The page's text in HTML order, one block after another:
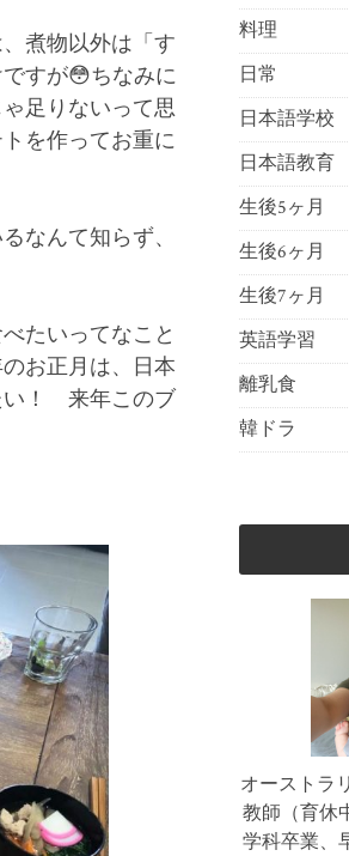
煮物以外は「す
すが😳ちなみに
足りないって思
を作ってお重に
なんて知らず、
たいってなこと
お正月は、日本
い！ 来年このブ
料理
日常
日本語学校
日本語教育
生後5ヶ月
生後6ヶ月
生後7ヶ月
英語学習
離乳食
韓ドラ
オーストラ
教師（育休
学科卒業、